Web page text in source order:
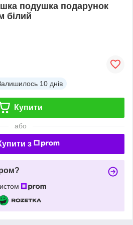
подушка подарунок
білий
10 днів
Купити
або
з